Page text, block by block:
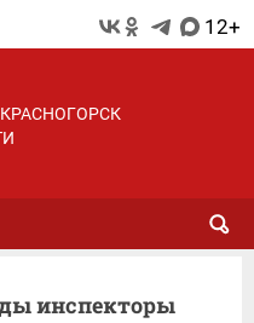
12+
инспекторы